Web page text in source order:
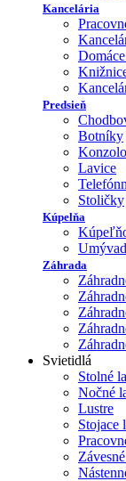
Kancelária
Predsieň
Botníky
Lavice
Stoličky
Kúpelňa
Záhrada
Svietidlá
Stolné
Nočné
Lustre
Stojace